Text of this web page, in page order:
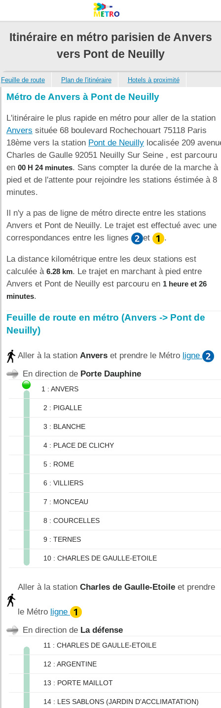
Itinéraire en métro parisien de Anvers
vers Pont de Neuilly
Feuille de route Plan de l'itinéraire Hotels à proximité
Métro de Anvers à Pont de Neuilly
L'itinéraire le plus rapide en métro pour aller de la station
Anvers située 68 boulevard Rochechouart 75118 Paris
18ème vers la station Pont de Neuilly localisée 209
Charles de Gaulle 92051 Neuilly Sur Seine , est parcouru
en 00 H 24 minutes. Sans compter la durée de la marche à
pied et de l'attente pour rejoindre les stations éstimée à 8
minutes.
Il n'y a pas de ligne de métro directe entre les stations
Anvers et Pont de Neuilly. Le trajet est effectué avec une
correspondances entre les lignes
et .
La distance kilométrique entre les deux stations est
calculée à 6.28 km. Le trajet en marchant à pied entre
Anvers et Pont de Neuilly est parcouru en 1 heure et 26
minutes.
Feuille de route en métro (Anvers -> Pont de
Neuilly)
Aller à la station Anvers et prendre le Métro ligne
En direction de Porte Dauphine
1 : ANVERS
2 : PIGALLE
3 : BLANCHE
4 : PLACE DE CLICHY
5 : ROME
6 : VILLIERS
7 : MONCEAU
8 : COURCELLES
9 : TERNES
10 : CHARLES DE GAULLE-ETOILE
Aller à la station Charles de Gaulle-Etoile et prendre
le Métro ligne
En direction de La défense
11 : CHARLES DE GAULLE-ETOILE
12 : ARGENTINE
13 : PORTE MAILLOT
14 : LES SABLONS (JARDIN D'ACCLIMATATION)